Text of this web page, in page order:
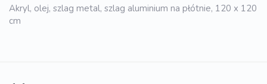
Akryl, olej, szlag metal, szlag aluminium na płótnie, 120 x 120
cm